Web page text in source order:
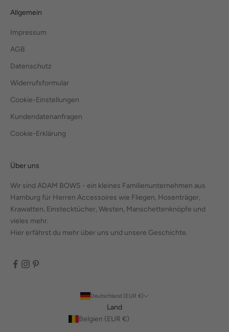
Allgemein
Impressum
AGB
Datenschutz
Widerrufsformular
Cookie-Einstellungen
Kundendatenanfragen
Cookie-Erklärung
Über uns
Wir sind ADAM BOWS - ein kleines Familienunternehmen aus
Hamburg für Herren Accessoires wie Fliegen, Hosenträger,
Krawatten, Einstecktücher, Westen, Manschettenknöpfe und
vieles mehr.
Hier erfährst du mehr über uns und unsere Geschichte.
Deutschland (EUR €)
Land
Belgien (EUR €)